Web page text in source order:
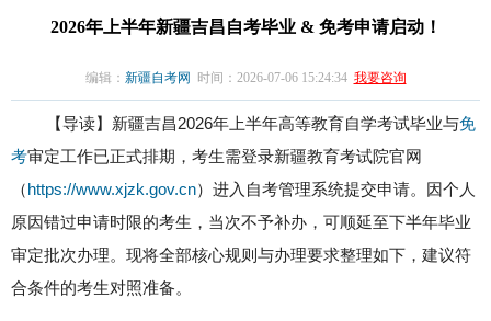
2026年上半年新疆吉昌自考毕业 & 免考申请启动！
编辑： 新疆自考网 时间：2026-07-06 15:24:34 我要咨询
【导读】新疆吉昌2026年上半年高等教育自学考试毕业与免
考审定工作已正式排期，考生需登录新疆教育考试院官网
（ https://www.xjzk.gov.cn）进入自考管理系统提交申请。因个人
原因错过申请时限的考生，当次不予补办，可顺延至下半年毕业
审定批次办理。现将全部核心规则与办理要求整理如下，建议符
合条件的考生对照准备。